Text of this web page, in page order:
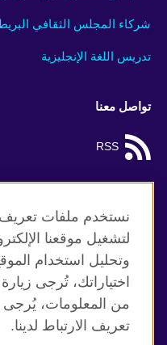
شركاء المجلس الثقافي
تدريس اللغة الإنجليزية
تواصل معنا
RSS
موقع المجلس الثقافي
الخصوصية وشروط الاستخدام
ملفات تعريف الإرتباط
خريطة الموقع
نستخدم ملفات تعريف
لتشغيل موقعنا
وتحليل استخدام
اختياراتك، تُرجى
من المعلومات،
تعريف الارتباط لدينا.